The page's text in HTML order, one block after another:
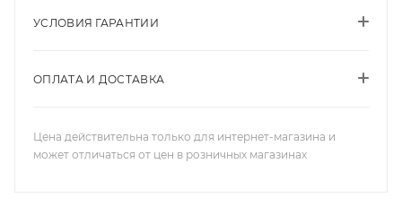
УСЛОВИЯ ГАРАНТИИ
ОПЛАТА И ДОСТАВКА
Цена действительна только для интернет-магазина и
может отличаться от цен в розничных магазинах